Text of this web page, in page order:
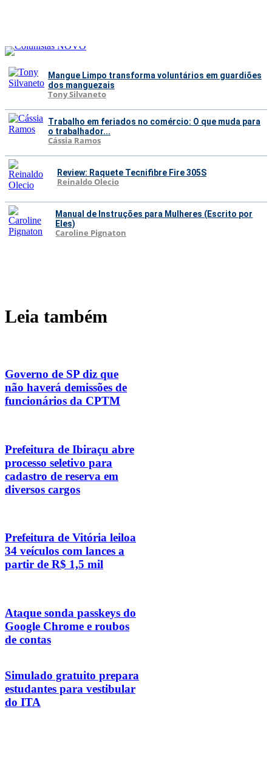
Mangue Limpo transforma voluntários em guardiões
dos manguezais
Tony Silvaneto
Trabalho em feriados no comércio: O que muda para
o trabalhador...
Cássia Ramos
Review: Raquete Tecnifibre Fire 305S
Reinaldo Olecio
Manual de Instruções para Mulheres (Escrito por
Eles)
Caroline Pignaton
Leia também
Governo de SP diz que
não haverá demissões de
funcionários da CPTM
Prefeitura de Ibiraçu abre
processo seletivo para
cadastro de reserva em
diversos cargos
Prefeitura de Vitória leiloa
34 veículos com lances a
partir de R$ 1,5 mil
Ataque sonda passkeys do
Google Chrome e roubos
de contas
Simulado gratuito prepara
estudantes para vestibular
do ITA